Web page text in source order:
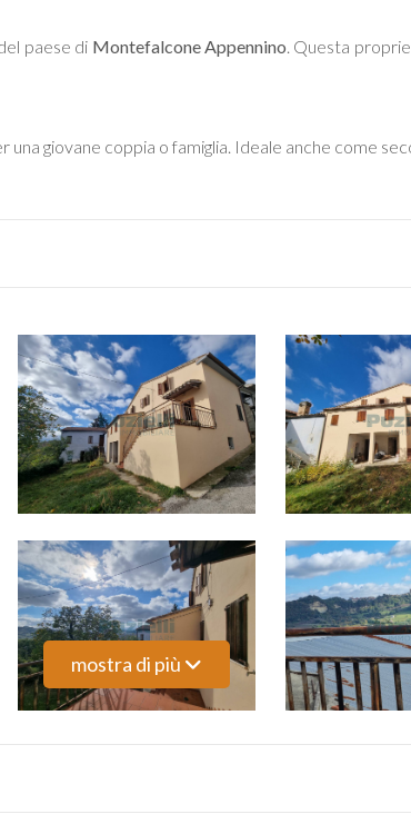
paese di Montefalcone Appennino. Questa
giovane coppia o famiglia. Ideale anche come
mostra di più